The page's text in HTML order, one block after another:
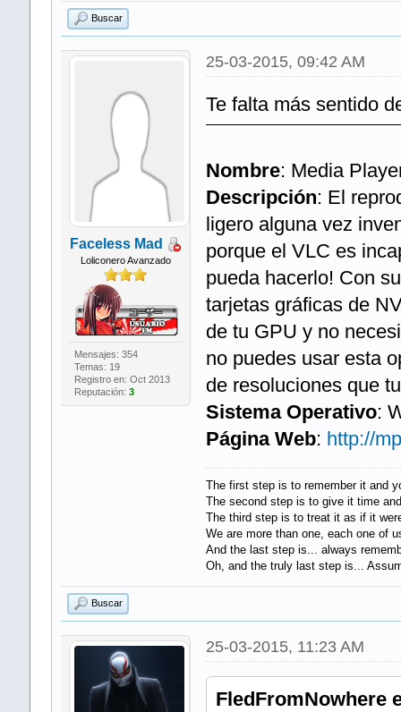
Buscar
Faceless Mad
Loliconero Avanzado
Mensajes: 354
Temas: 19
Registro en: Oct 2013
Reputación: 3
25-03-2015, 09:42 AM
Te falta más sentido
Nombre: Media
Descripción: El
ligero alguna vez
porque el VLC es
pueda hacerlo! Con
tarjetas gráficas de
de tu GPU y no
no puedes usar esta
de resoluciones que
Sistema Operativo:
Página Web: http://
The first step is to remember it and
The second step is to give it time
The third step is to treat it as if it
We are more than one, each one of
And the last step is... always
Oh, and the truly last step is...
Buscar
25-03-2015, 11:23 AM
FledFromNowhere